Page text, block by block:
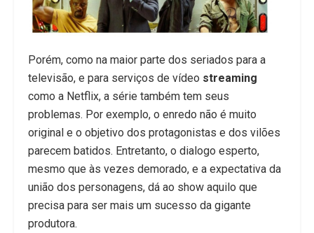
Porém, como na maior parte dos seriados para a
televisão, e para serviços de vídeo streaming
como a Netflix, a série também tem seus
problemas. Por exemplo, o enredo não é muito
original e o objetivo dos protagonistas e dos vilões
parecem batidos. Entretanto, o dialogo esperto,
mesmo que às vezes demorado, e a expectativa da
união dos personagens, dá ao show aquilo que
precisa para ser mais um sucesso da gigante
produtora.